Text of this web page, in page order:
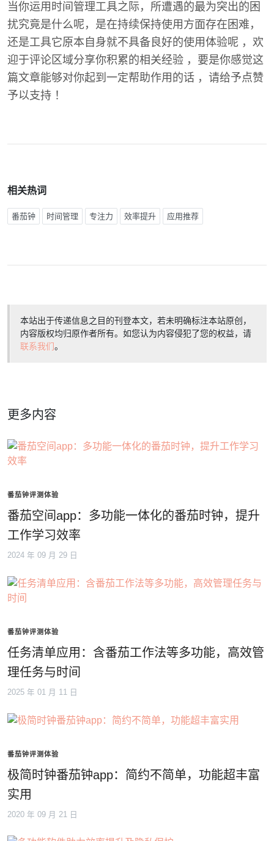
当你运用时间管理工具之际，所遭遇的最为突出的困
扰究竟是什么呢，是在持续保持使用方面存在困难，
还是工具它原本自身就不具备良好的使用体验呢 ，欢
迎于评论区域分享你积累的相关经验 ，要是你感觉这
篇文章能够对你起到一定帮助作用的话 ，请给予点赞
予以支持 ！
相关热词
番茄钟 时间管理 专注力 效率提升 应用推荐
本站出于传递信息之目的刊登本文，若未明确标注本站原创，
内容版权均归原作者所有。如您认为内容侵犯了您的权益，请
联系我们。
更多内容
番茄钟评测体验
番茄空间app：多功能一体化的番茄时钟，提升
工作学习效率
2024 年 09 月 29 日
番茄钟评测体验
任务清单应用：含番茄工作法等多功能，高效管
理任务与时间
2025 年 01 月 11 日
番茄钟评测体验
极简时钟番茄钟app：简约不简单，功能超丰富
实用
2020 年 09 月 21 日